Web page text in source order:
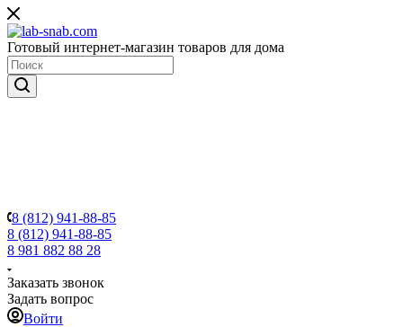
Готовый интернет-магазин товаров для дома
8 (812) 941-88-85
8 (812) 941-88-85
8 981 882 88 28
Заказать звонок
Задать вопрос
Войти